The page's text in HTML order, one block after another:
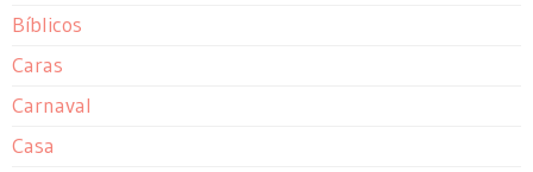
Bíblicos
Caras
Carnaval
Casa